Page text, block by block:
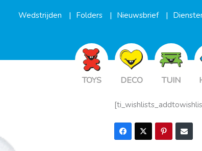
Wedstrijden Folders Nieuwsbrief
TOYS DECO TUIN